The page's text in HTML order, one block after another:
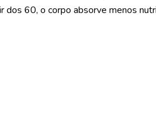
60, o corpo absorve menos